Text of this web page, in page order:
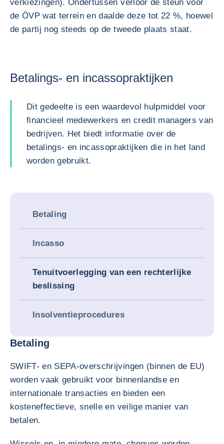
verkiezingen). Ondertussen verloor de steun voor
de ÖVP wat terrein en daalde deze tot 22 %, hoewel
de partij nog steeds op de tweede plaats staat.
Betalings- en incassopraktijken
Dit gedeelte is een waardevol hulpmiddel voor
financieel medewerkers en credit managers van
bedrijven. Het biedt informatie over de
betalings- en incassopraktijken die in het land
worden gebruikt.
Betaling
Incasso
Tenuitvoerlegging van een rechterlijke
beslissing
Insolventieprocedures
Betaling
SWIFT- en SEPA-overschrijvingen (binnen de EU)
worden vaak gebruikt voor binnenlandse en
internationale transacties en bieden een
kosteneffectieve, snelle en veilige manier van
betalen.